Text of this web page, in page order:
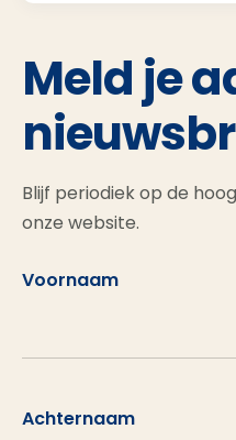
Meld je
Blijf periodiek op de
onze website.
Voornaam
Achternaam